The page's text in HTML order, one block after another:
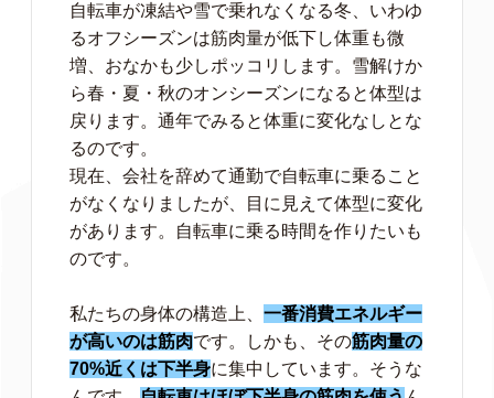
自転車が凍結や雪で乗れなくなる冬、いわゆ
るオフシーズンは筋肉量が低下し体重も微
増、おなかも少しポッコリします。雪解けか
ら春・夏・秋のオンシーズンになると体型は
戻ります。通年でみると体重に変化なしとな
るのです。
現在、会社を辞めて通勤で自転車に乗ること
がなくなりましたが、目に見えて体型に変化
があります。自転車に乗る時間を作りたいも
のです。
私たちの身体の構造上、一番消費エネルギー
が高いのは筋肉です。しかも、その筋肉量の
70%近くは下半身に集中しています。そうな